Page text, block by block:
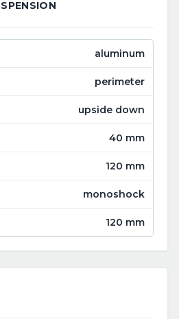
aluminum
perimeter
upside down
40 mm
120 mm
monoshock
120 mm